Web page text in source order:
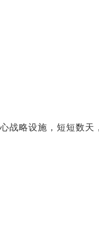
战略设施，短短数天